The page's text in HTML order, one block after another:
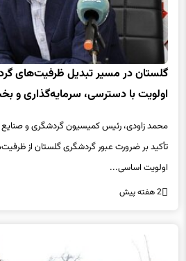
گلستان در مسیر تبدیل ظرفیت‌های
اولویت با دسترسی، سرمایه‌گذاری
محمد زاودی، رئیس کمیسیون گردشگری و صنایع
تأکید بر ضرورت عبور گردشگری گلستان از
اولویت اساسی...
2 هفته پیش